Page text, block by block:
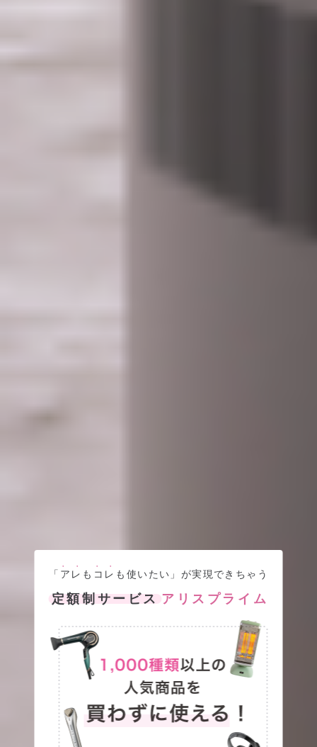
「 アレ
●●
も コレ
●●
も使いたい」が実現できちゃう
定額制サービス アリスプライム